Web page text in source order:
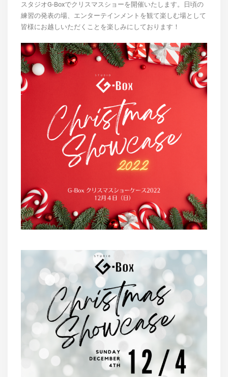
スタジオG-Boxでクリスマスショーを開催いたします。日頃の
練習の発表の場、エンターテインメントを観て楽しむ場として
皆様にお越しいただくことを楽しみにしております！